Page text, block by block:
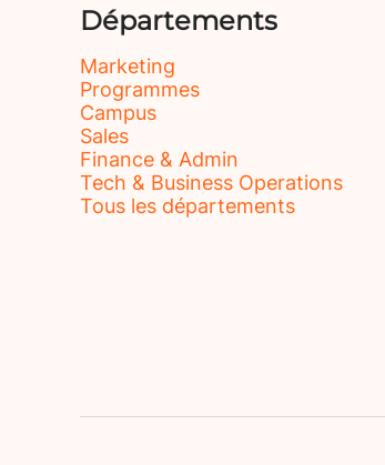
Départements
Marketing
Programmes
Campus
Sales
Finance & Admin
Tech & Business Operations
Tous les départements